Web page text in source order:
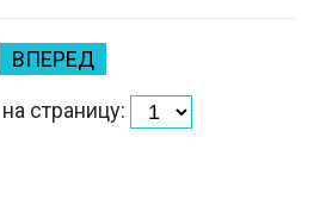
ВПЕРЕД
страницу: